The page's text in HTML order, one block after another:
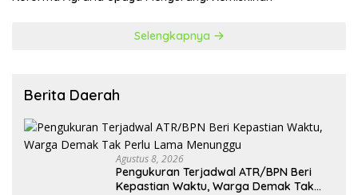
Selengkapnya
Berita Daerah
Agustus 8, 2026
Pengukuran Terjadwal ATR/BPN Beri
Kepastian Waktu, Warga Demak Tak